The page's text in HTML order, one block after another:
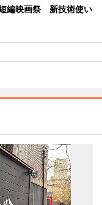
編映画祭 新技術使い